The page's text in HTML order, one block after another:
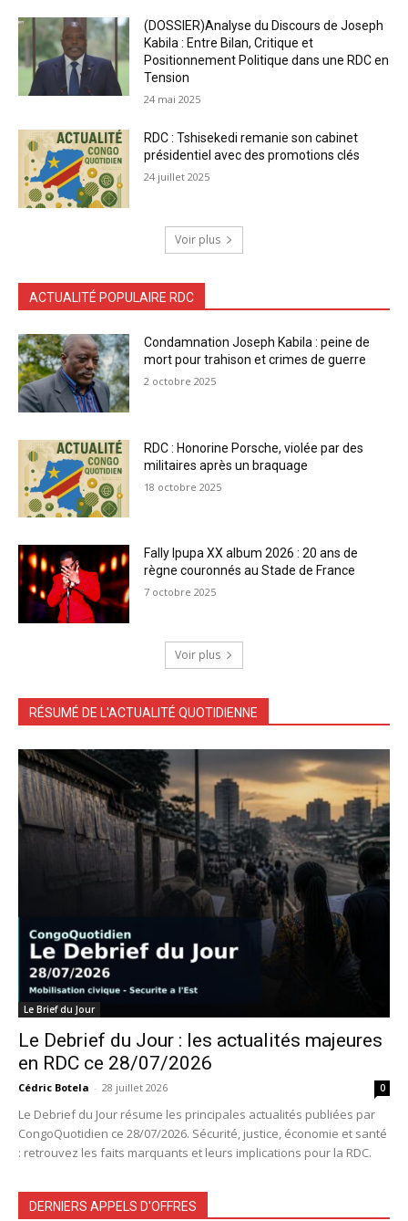
(DOSSIER)Analyse du Discours de Joseph
Kabila : Entre Bilan, Critique et
Positionnement Politique dans une RDC en
Tension
24 mai 2025
RDC : Tshisekedi remanie son cabinet
présidentiel avec des promotions clés
24 juillet 2025
Voir plus
ACTUALITÉ POPULAIRE RDC
Condamnation Joseph Kabila : peine de
mort pour trahison et crimes de guerre
2 octobre 2025
RDC : Honorine Porsche, violée par des
militaires après un braquage
18 octobre 2025
Fally Ipupa XX album 2026 : 20 ans de
règne couronnés au Stade de France
7 octobre 2025
Voir plus
RÉSUMÉ DE L'ACTUALITÉ QUOTIDIENNE
Le Brief du Jour
Le Debrief du Jour : les actualités majeures
en RDC ce 28/07/2026
Cédric Botela - 28 juillet 2026 0
Le Debrief du Jour résume les principales actualités publiées par
CongoQuotidien ce 28/07/2026. Sécurité, justice, économie et santé
: retrouvez les faits marquants et leurs implications pour la RDC.
DERNIERS APPELS D'OFFRES